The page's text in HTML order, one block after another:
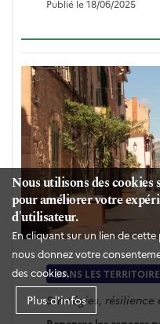
Nous utilisons des cookies
pour améliorer votre
d'utilisateur.
En cliquant sur un lien de cette
nous donnez votre
des cookies.
Plus d'infos
Publié le 18/06/2025
DANS LES
Stratégies,